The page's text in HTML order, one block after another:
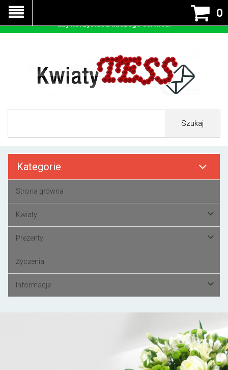
0
Szukaj
Kategorie
Strona główna
Kwiaty
Prezenty
Życzenia
Informacje
Nasza strona korzysta z cookies - czyli tzw ciastek w celu
prawidłowego działania. Zaakceptuj przyjmowanie cookies
aby korzystać z naszego serwisu.